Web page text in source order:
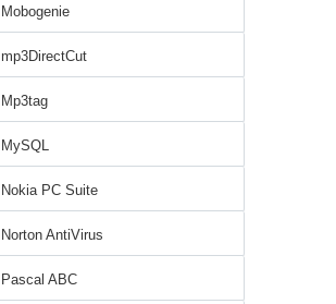
Mobogenie
mp3DirectCut
Mp3tag
MySQL
Nokia PC Suite
Norton AntiVirus
Pascal ABC